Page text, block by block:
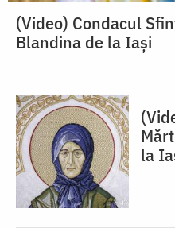
(Video) Condacul
Blandina de la Iași
la